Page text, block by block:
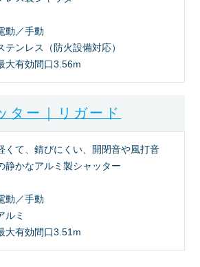
動／手動
テンレス（防火設備対応）
大有効間口3.56m
ター｜リガード
くて、錆びにくい、開閉音や風打音
静かなアルミ製シャッター
動／手動
ルミ
大有効間口3.51m